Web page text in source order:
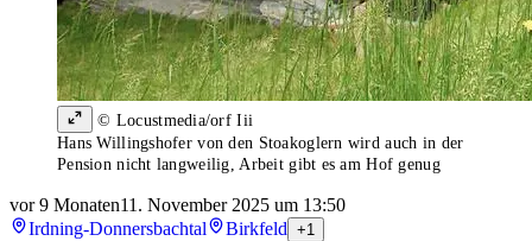
© Locustmedia/orf Iii
Hans Willingshofer von den Stoakoglern wird auch in der
Pension nicht langweilig, Arbeit gibt es am Hof genug
vor 9 Monaten11. November 2025 um 13:50
Irdning-Donnersbachtal
Birkfeld +1